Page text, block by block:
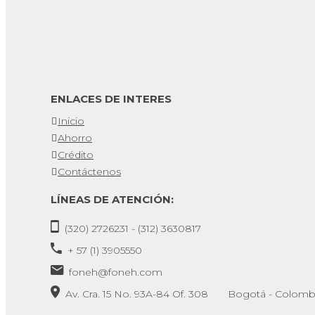
ENLACES DE INTERES
Inicio
Ahorro
Crédito
Contáctenos
LÍNEAS DE ATENCIÓN:
(320) 2726231 - (312) 3630817
+ 57 (1) 3905550
foneh@foneh.com
Av. Cra. 15 No. 93A-84 Of. 308 Bogotá -